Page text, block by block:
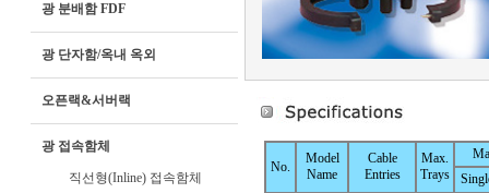
광 분배함 FDF
광 단자함/옥내 옥외
오픈랙&서버랙
광 접속함체
직선형(Inline) 접속함체
No.
Model
Name
Cable
Entries
Max.
Trays